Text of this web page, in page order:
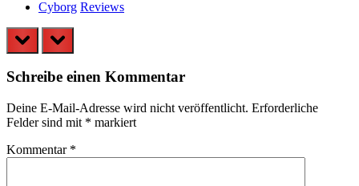
Cyborg Reviews
prev next
Schreibe einen Kommentar
Deine E-Mail-Adresse wird nicht veröffentlicht. Erforderliche
Felder sind mit * markiert
Kommentar *